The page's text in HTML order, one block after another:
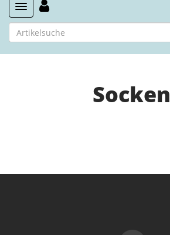
Toggle navigation
Socken